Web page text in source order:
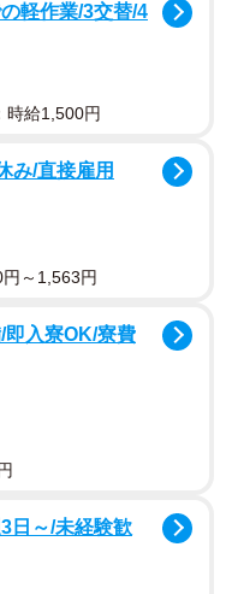
なってばかりで全然
そこへ丸男の先輩で
、3つの習慣を伝授し
軽作業/3交替/4
時給1,500円
み/直接雇用
～1,563円
即入寮OK/寮費
日～/未経験歓